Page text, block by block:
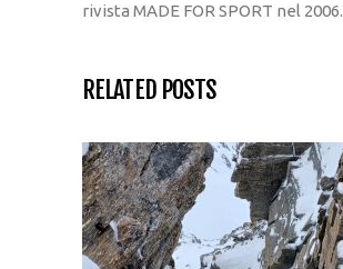
rivista MADE FOR SPORT nel 2006.
RELATED POSTS